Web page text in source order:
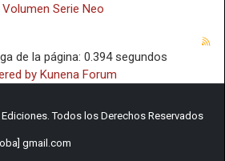
Serie Neo
de la página: 0.394 segundos
by Kunena Forum
Todos los Derechos Reservados
gmail.com